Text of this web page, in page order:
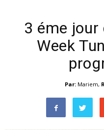
3 éme jour
Week
Par: Mariem,